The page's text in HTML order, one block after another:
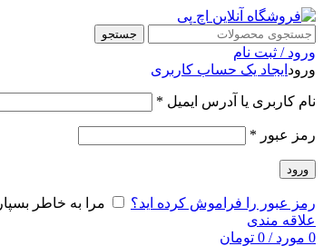
جستجو
ورود / ثبت نام
ورود ایجاد یک حساب کاربری
نام کاربری یا آدرس ایمیل *
رمز عبور *
ورود
رمز عبور را فراموش کرده اید؟
مرا به خاطر بسپار
علاقه مندی
0 مورد /
0 تومان